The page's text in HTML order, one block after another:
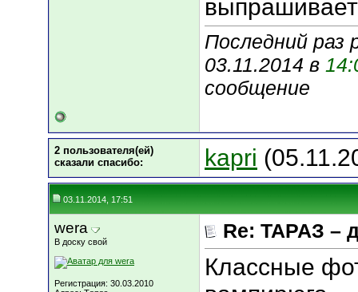
Последний раз
03.11.2014 в
сообщение
2 пользователя(ей)
сказали cпасибо:
kapri
03.11.2014, 17:51
wera
В доску свой
Регистрация: 30.03.2010
Re: ТАРАЗ –
Классные